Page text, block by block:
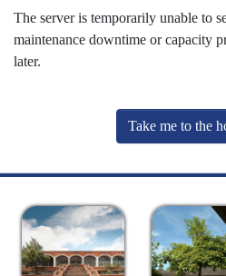
The server is temporarily unable to
maintenance downtime or capacity
later.
Take me to the